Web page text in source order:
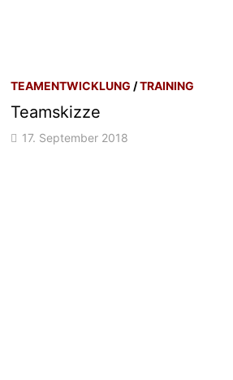
TEAMENTWICKLUNG /TRAINING
Teamskizze
17. September 2018